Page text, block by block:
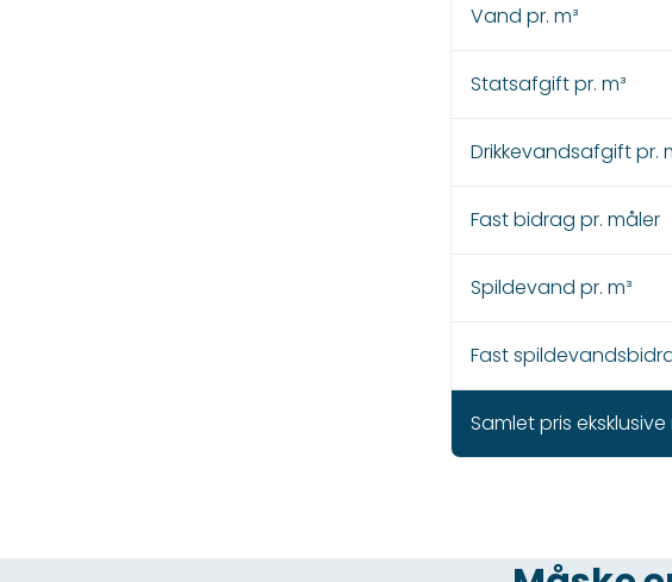
Vand pr. m³
Statsafgift pr. m³
Drikkevandsafgift pr.
Fast bidrag pr. måler
Spildevand pr. m³
Fast
Samlet pris